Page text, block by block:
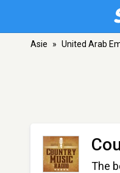
Asie » United Arab
The